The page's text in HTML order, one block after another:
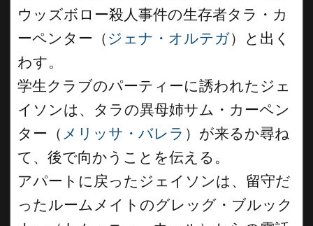
ウッズボロー殺人事件の生存者タラ・カ
ーペンター（ ジェナ・オルテガ）と出く
わす。
学生クラブのパーティーに誘われたジェ
イソンは、タラの異母姉サム・カーペン
ター（ メリッサ・バレラ ）が来るか尋ね
て、後で向かうことを伝える。
アパートに戻ったジェイソンは、留守だ
ったルームメイトのグレッグ・ブルック